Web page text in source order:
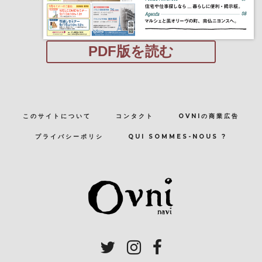
PDF版を読む
このサイトについて コンタクト OVNIの商業広告
プライバシーポリシ QUI SOMMES-NOUS ?